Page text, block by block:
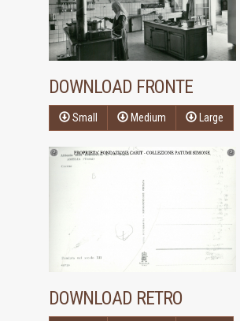
DOWNLOAD FRONTE
Small Medium Large
DOWNLOAD RETRO